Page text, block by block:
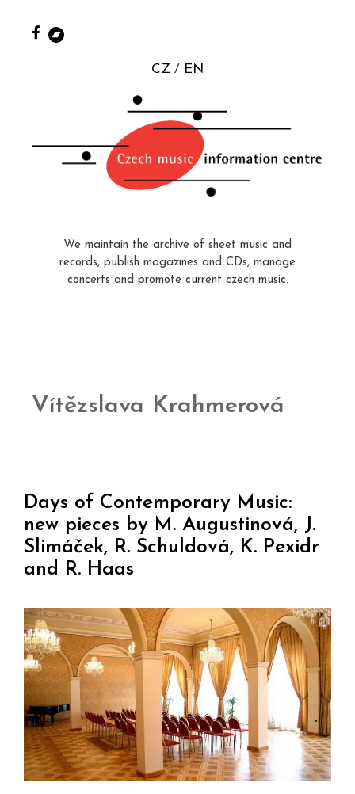
CZ EN
We maintain the archive of sheet music and
records, publish magazines and CDs, manage
concerts and promote current czech music.
Vítězslava Krahmerová
Days of Contemporary Music:
new pieces by M. Augustinová, J.
Slimáček, R. Schuldová, K. Pexidr
and R. Haas